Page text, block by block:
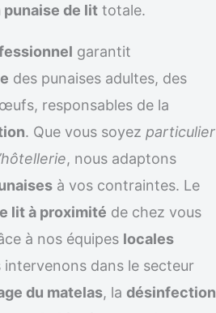
de lit totale.
garantit
des punaises adultes, des
responsables de la
. Que vous soyez particulier
, nous adaptons
à vos contraintes. Le
lit à proximité de chez vous
à nos équipes locales
intervenons dans le secteur
du matelas, la désinfection